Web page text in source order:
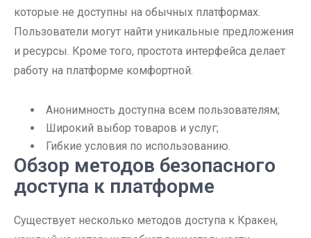
которые не доступны на обычных платформах.
Пользователи могут найти уникальные предложения
и ресурсы. Кроме того, простота интерфейса делает
работу на платформе комфортной.
Анонимность доступна всем пользователям;
Широкий выбор товаров и услуг;
Гибкие условия по использованию.
Обзор методов безопасного
доступа к платформе
Существует несколько методов доступа к Кракен,